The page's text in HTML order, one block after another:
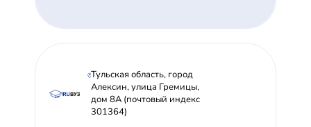
Тульская область, город
Алексин, улица Гремицы,
дом 8А (почтовый индекс
301364)